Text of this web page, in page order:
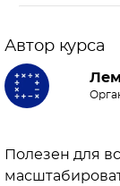
Автор курса
Полезен для